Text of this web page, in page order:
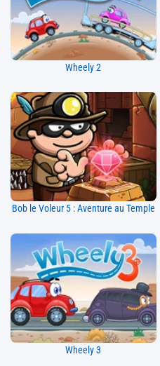
Wheely 2
Bob le Voleur 5 : Aventure au Temple
Wheely 3